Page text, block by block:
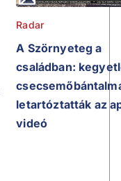
Radar
A Szörnyeteg a
családban:
letartóztatták az
videó